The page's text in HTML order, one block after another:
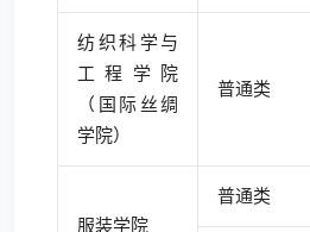
纺织科学与
工程学院
（国际丝绸
学院）
普通类
服装学院
普通类